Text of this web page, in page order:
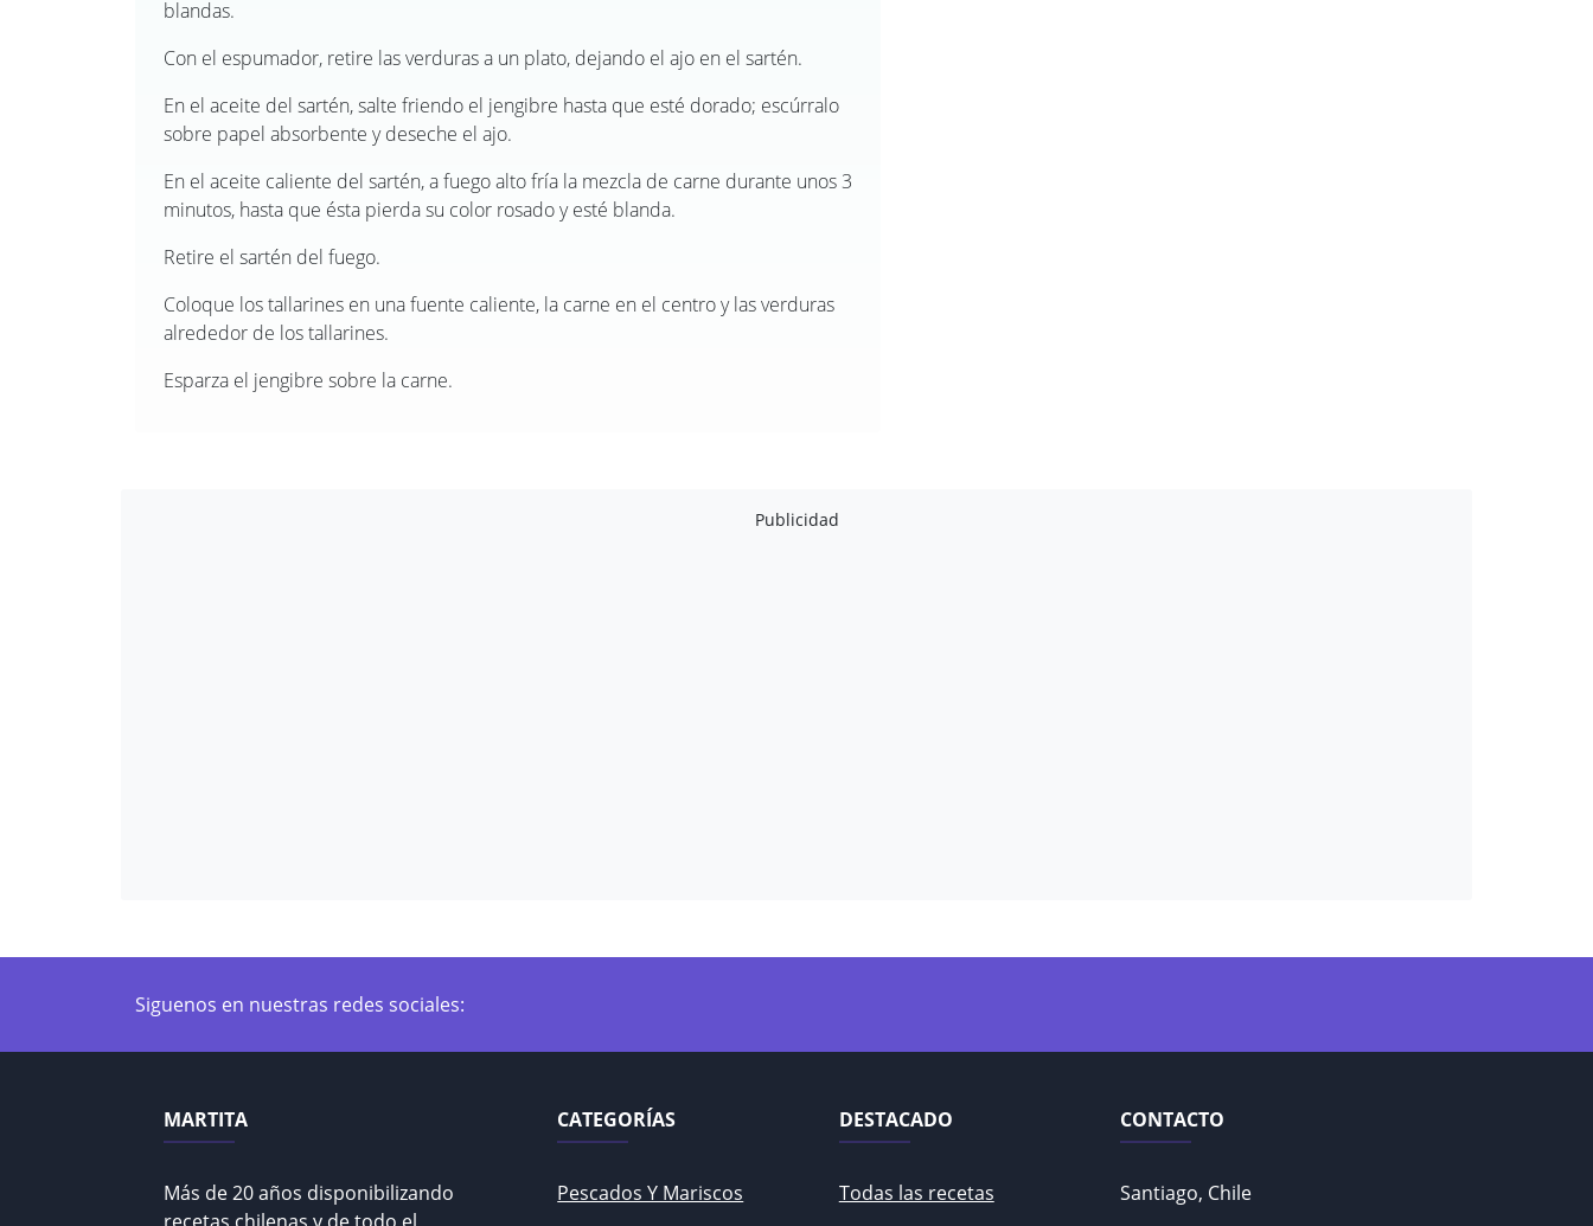
blandas.
Con el espumador, retire las verduras a un plato, dejando el ajo en el sartén.
En el aceite del sartén, salte friendo el jengibre hasta que esté dorado; escúrralo
sobre papel absorbente y deseche el ajo.
En el aceite caliente del sartén, a fuego alto fría la mezcla de carne durante unos 3
minutos, hasta que ésta pierda su color rosado y esté blanda.
Retire el sartén del fuego.
Coloque los tallarines en una fuente caliente, la carne en el centro y las verduras
alrededor de los tallarines.
Esparza el jengibre sobre la carne.
Publicidad
Siguenos en nuestras redes sociales:
MARTITA
Más de 20 años disponibilizando
CATEGORÍAS
Pescados Y Mariscos
DESTACADO
Todas las recetas
CONTACTO
Santiago, Chile